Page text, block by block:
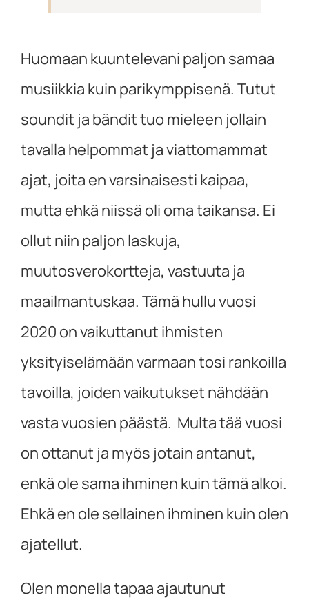
Huomaan kuuntelevani paljon samaa
musiikkia kuin parikymppisenä. Tutut
soundit ja bändit tuo mieleen jollain
tavalla helpommat ja viattomammat
ajat, joita en varsinaisesti kaipaa,
mutta ehkä niissä oli oma taikansa. Ei
ollut niin paljon laskuja,
muutosverokortteja, vastuuta ja
maailmantuskaa. Tämä hullu vuosi
2020 on vaikuttanut ihmisten
yksityiselämään varmaan tosi rankoilla
tavoilla, joiden vaikutukset nähdään
vasta vuosien päästä. Multa tää vuosi
on ottanut ja myös jotain antanut,
enkä ole sama ihminen kuin tämä alkoi.
Ehkä en ole sellainen ihminen kuin olen
ajatellut.
Olen monella tapaa ajautunut